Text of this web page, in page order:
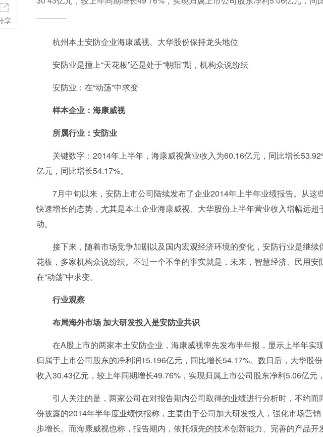
杭州本土安防企业海康威视、大华股份保持龙头地位
安防业是撞上“天花板”还是处于“朝阳”期，机构众说纷纭
安防业：在“动荡”中求变
样本企业：海康威视
所属行业：安防业
关键数字：2014年上半年，海康威视营业收入为60.16亿元，同比增长
亿元，同比增长54.17%。
7月中旬以来，安防上市公司陆续发布了企业2014年上半年业绩报告。从这
快速增长的态势，尤其是本土企业海康威视、大华股份上半年营业收入增幅远
动。
接下来，随着市场竞争加剧以及国内宏观经济环境的变化，安防行业是继续
花板，多家机构众说纷纭。不过一个不争的事实就是，未来，智慧经济、民用
在“动荡”中求变。
行业观察
布局海外市场 加大研发投入是安防业共识
在A股上市的两家本土安防企业，海康威视率先发布半年报，显示上半年实
归属于上市公司股东的净利润15.196亿元，同比增长54.17%。数日后，大华股
收入30.43亿元，较上年同期增长49.76%，实现归属上市公司股东净利5.06亿元
引人关注的是，两家公司在对报告期内公司取得的业绩进行分析时，不约而
份披露的2014年半年度业绩快报称，主要由于公司加大研发投入，强化市场营
步增长。而海康威视也称，报告期内，依托领先的技术创新能力、完善的产品
享